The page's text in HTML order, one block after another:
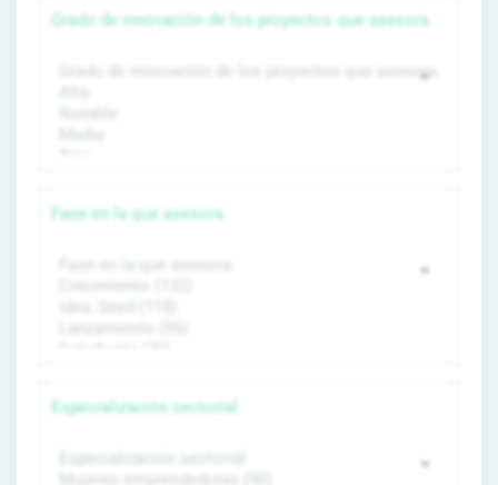
Grado de innovación de los proyectos que asesora
Fase en la que asesora
Especialización sectorial